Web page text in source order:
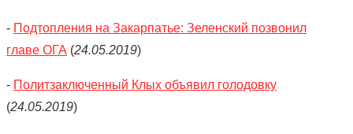
- Подтопления на Закарпатье: Зеленский позвонил
главе ОГА (24.05.2019)
- Политзаключенный Клых объявил голодовку
(24.05.2019)